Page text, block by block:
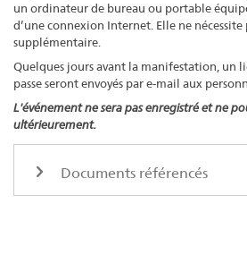
un ordinateur de bureau ou portable
d’une connexion Internet. Elle ne nécessite
supplémentaire.
Quelques jours avant la manifestation, un
passe seront envoyés par e-mail aux
L'événement ne sera pas enregistré et ne
ultérieurement.
Documents référencés